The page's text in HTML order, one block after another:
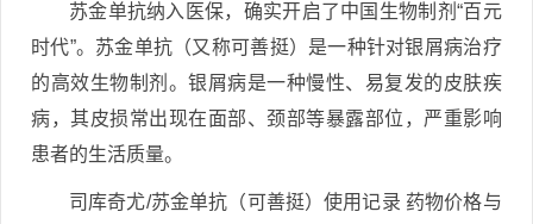
苏金单抗纳入医保，确实开启了中国生物制剂“百元
时代”。苏金单抗（又称可善挺）是一种针对银屑病治疗
的高效生物制剂。银屑病是一种慢性、易复发的皮肤疾
病，其皮损常出现在面部、颈部等暴露部位，严重影响
患者的生活质量。
司库奇尤/苏金单抗（可善挺）使用记录 药物价格与